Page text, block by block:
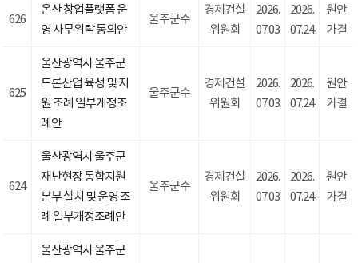
626
온산 창업플랫폼 운
영 사무위탁 동의안
울주군수
경제건설
위원회
2026.
07.03
2026.
07.24
원안
가결
625
울산광역시 울주군
드론산업 육성 및 지
원 조례 일부개정조
례안
울주군수
경제건설
위원회
2026.
07.03
2026.
07.24
원안
가결
624
울산광역시 울주군
재난현장 통합지원
본부 설치 및 운영 조
례 일부개정조례안
울주군수
경제건설
위원회
2026.
07.03
2026.
07.24
원안
가결
울산광역시 울주군